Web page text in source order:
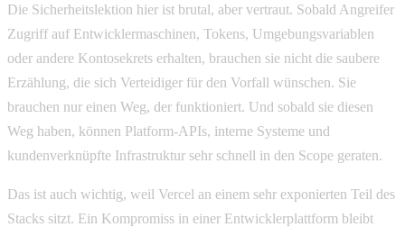
Die Sicherheitslektion hier ist brutal, aber vertraut. Sobald Angreifer
Zugriff auf Entwicklermaschinen, Tokens, Umgebungsvariablen
oder andere Kontosekrets erhalten, brauchen sie nicht die saubere
Erzählung, die sich Verteidiger für den Vorfall wünschen. Sie
brauchen nur einen Weg, der funktioniert. Und sobald sie diesen
Weg haben, können Platform-APIs, interne Systeme und
kundenverknüpfte Infrastruktur sehr schnell in den Scope geraten.
Das ist auch wichtig, weil Vercel an einem sehr exponierten Teil des
Stacks sitzt. Ein Kompromiss in einer Entwicklerplattform bleibt